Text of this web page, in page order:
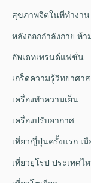
สุขภาพจิตในที่ทำงาน
หลังออกกําลังกาย ห้า
อัพเดทเทรนด์แฟชั่น
เกร็ดความรู้วิทยาศา
เครื่องทำความเย็น
เครื่องปรับอากาศ
เที่ยวญี่ปุ่นครั้งแรก เมื
เที่ยวยุโรป ประเทศไ